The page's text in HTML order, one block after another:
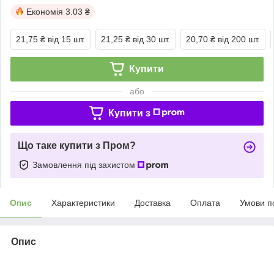
Економія 3.03 ₴
21,75 ₴ від 15 шт. 21,25 ₴ від 30 шт. 20,70 ₴ від 200 шт.
Купити
або
Купити з
Що таке купити з Пром?
Замовлення під захистом
Опис Характеристики Доставка Оплата Умови
Опис